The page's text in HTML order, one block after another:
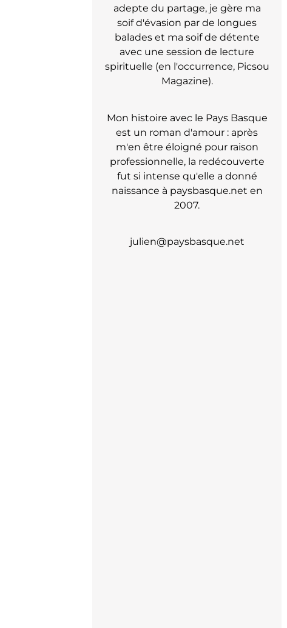
adepte du partage, je gère ma
soif d'évasion par de longues
balades et ma soif de détente
avec une session de lecture
spirituelle (en l'occurrence, Picsou
Magazine).
Mon histoire avec le Pays Basque
est un roman d'amour : après
m'en être éloigné pour raison
professionnelle, la redécouverte
fut si intense qu'elle a donné
naissance à paysbasque.net en
2007.
julien@paysbasque.net